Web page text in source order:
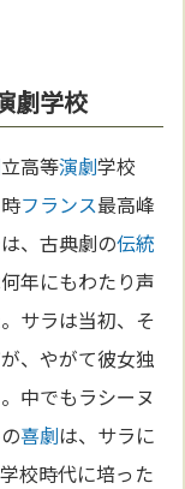
劇学校
立高等演劇学校
フランス最高峰
、古典劇の伝統
年にもわたり声
サラは当初、そ
、やがて彼女独
中でもラシーヌ
喜劇は、サラに
校時代に培った